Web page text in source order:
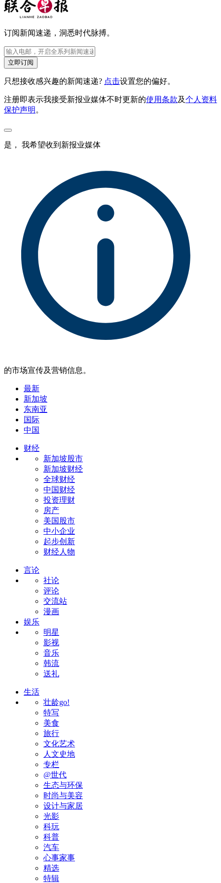
订阅新闻速递，洞悉时代脉搏。
立即订阅
只想接收感兴趣的新闻速递? 点击设置您的偏好。
注册即表示我接受新报业媒体不时更新的使用条款及个人资料
保护声明 。
是， 我希望收到新报业媒体
的市场宣传及营销信息。
最新
新加坡
东南亚
国际
中国
财经
新加坡股市
新加坡财经
全球财经
中国财经
投资理财
房产
美国股市
中小企业
起步创新
财经人物
言论
社论
评论
交流站
漫画
娱乐
明星
影视
音乐
韩流
送礼
生活
壮龄go!
特写
美食
旅行
文化艺术
人文史地
专栏
@世代
生态与环保
时尚与美容
设计与家居
光影
科玩
科普
汽车
心事家事
精选
特辑